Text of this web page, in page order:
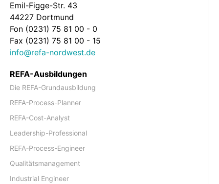
Emil-Figge-Str. 43
44227 Dortmund
Fon (0231) 75 81 00 - 0
Fax (0231) 75 81 00 - 15
info@refa-nordwest.de
REFA-Ausbildungen
Die REFA-Grundausbildung
REFA-Process-Planner
REFA-Cost-Analyst
Leadership-Professional
REFA-Process-Engineer
Qualitätsmanagement
Industrial Engineer